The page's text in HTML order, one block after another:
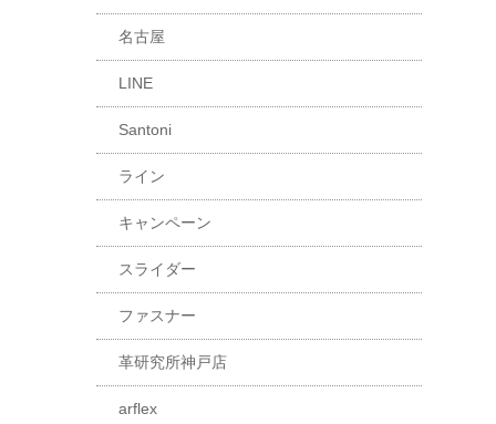
名古屋
LINE
Santoni
ライン
キャンペーン
スライダー
ファスナー
革研究所神戸店
arflex